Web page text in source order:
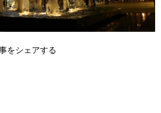
をシェアする